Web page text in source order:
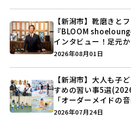
【新潟市】靴磨きと
『BLOOM
インタビュー！足元
つくる装いの提案とは
2026年08月01日
【新潟市】大人も子
すめの習い事5選
「オーダーメイドの
キックボクシング」
2026年07月24日